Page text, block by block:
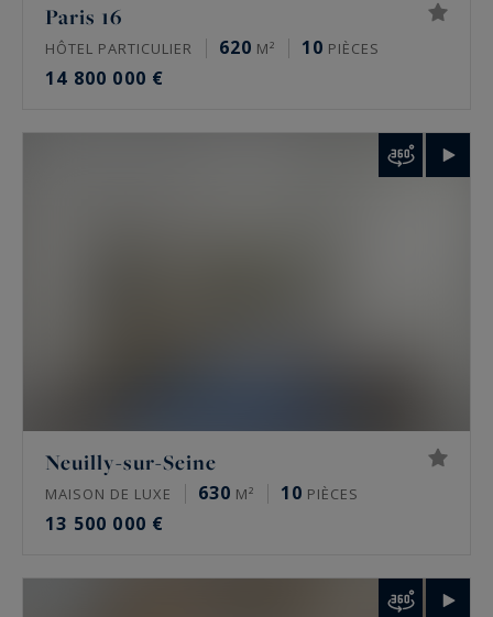
Paris 16
HÔTEL PARTICULIER 620 M² 10 PIÈCES
14 800 000 €
Neuilly-sur-Seine
MAISON DE LUXE 630 M² 10 PIÈCES
13 500 000 €